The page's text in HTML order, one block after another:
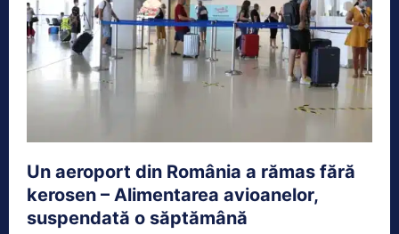
Un aeroport din România a rămas fără
kerosen – Alimentarea avioanelor,
suspendată o săptămână